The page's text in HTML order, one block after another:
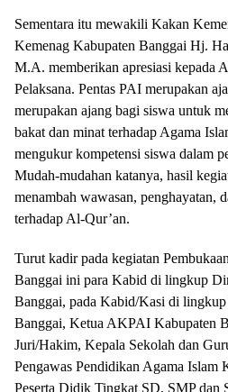
Sementara itu mewakili Kakan
Kemenag Kabupaten Banggai Hj.
M.A. memberikan apresiasi kepada
Pelaksana. Pentas PAI merupakan
merupakan ajang bagi siswa untuk
bakat dan minat terhadap Agama
mengukur kompetensi siswa dalam
Mudah-mudahan katanya, hasil
menambah wawasan, penghayatan,
terhadap Al-Qur’an.
Turut kadir pada kegiatan
Banggai ini para Kabid di lingkup
Banggai, pada Kabid/Kasi di
Banggai, Ketua AKPAI Kabupaten
Juri/Hakim, Kepala Sekolah dan
Pengawas Pendidikan Agama Islam
Peserta Didik Tingkat SD, SMP